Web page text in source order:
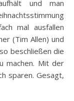
und man
mal ausfallen
(Tim Allen) und
beschließen die
machen. Mit der
sparen. Gesagt,